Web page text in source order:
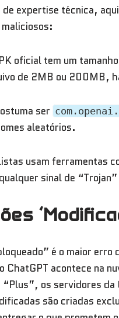
expertise técnica,
oficial tem um
de 2MB ou 200MB,
ser
aleatórios.
usam ferramentas
sinal de
é o maior erro
acontece na
os servidores da
são criadas